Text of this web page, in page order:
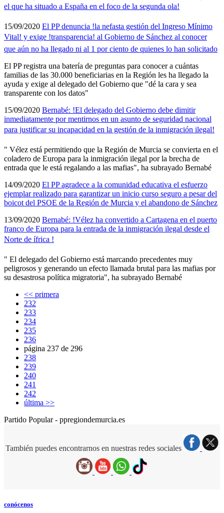
el que ha situado a España en el foco de la segunda ola!
15/09/2020 El PP denuncia !la nefasta gestión del Ingreso Mí­nimo
Vital! y exige !transparencia! al Gobierno de Sánchez al conocer
que aún no ha llegado ni al 1 por ciento de quienes lo han solicitado
El PP registra una baterí­a de preguntas para conocer a cuántas
familias de las 30.000 beneficiarias en la Región les ha llegado la
ayuda y exige al delegado del Gobierno que "dé la cara y sea
transparente con los datos"
15/09/2020 Bernabé: !El delegado del Gobierno debe dimitir
inmediatamente por mentirnos en un asunto de seguridad nacional
para justificar su incapacidad en la gestión de la inmigración ilegal!
" Vélez está permitiendo que la Región de Murcia se convierta en el
coladero de Europa para la inmigración ilegal por la brecha de
entrada que le está regalando a las mafias", ha subrayado Bernabé
14/09/2020 El PP agradece a la comunidad educativa el esfuerzo
ejemplar realizado para garantizar un inicio curso seguro a pesar del
boicot del PSOE de la Región de Murcia y el abandono de Sánchez
13/09/2020 Bernabé: !Vélez ha convertido a Cartagena en el puerto
franco de Europa para la entrada de la inmigración ilegal desde el
Norte de ífrica !
" El delegado del Gobierno está marcando precedentes muy
peligrosos y generando un efecto llamada brutal para las mafias por
su desastrosa polí­tica migratoria", ha subrayado Bernabé
<< primera
232
233
234
235
236
página 237 de 296
238
239
240
241
242
última >>
Partido Popular - ppregiondemurcia.es
También puedes encontrarnos en nuestras redes sociales
conócenos